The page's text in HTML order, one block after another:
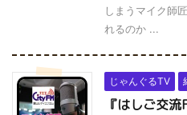
しまうマイク師
れるのか ...
じゃんぐるTV
『はしご交